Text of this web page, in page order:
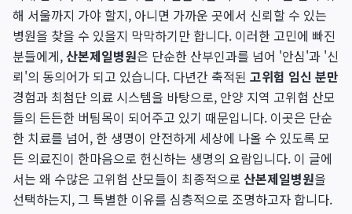
해 서울까지 가야 할지, 아니면 가까운 곳에서 신뢰할 수 있는
병원을 찾을 수 있을지 막막하기만 합니다. 이러한 고민에 빠진
분들에게,산본제일병원은 단순한 산부인과를 넘어 '안심'과 '신
뢰'의 동의어가 되고 있습니다. 다년간 축적된 고위험 임신 분만
경험과 최첨단 의료 시스템을 바탕으로, 안양 지역 고위험 산모
들의 든든한 버팀목이 되어주고 있기 때문입니다. 이곳은 단순
한 치료를 넘어, 한 생명이 안전하게 세상에 나올 수 있도록 모
든 의료진이 한마음으로 헌신하는 생명의 요람입니다. 이 글에
서는 왜 수많은 고위험 산모들이 최종적으로 산본제일병원을
선택하는지, 그 특별한 이유를 심층적으로 조명하고자 합니다.